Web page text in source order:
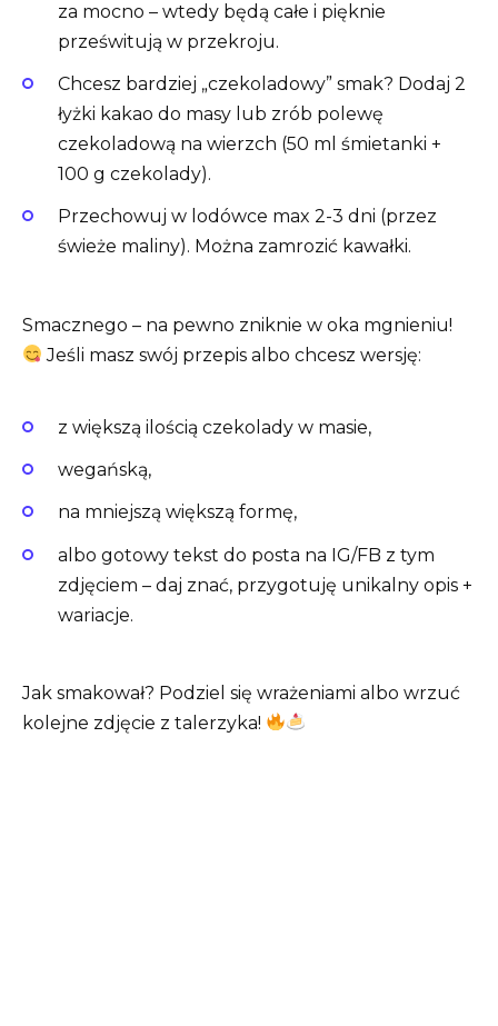
za mocno – wtedy będą całe i pięknie
prześwitują w przekroju.
Chcesz bardziej „czekoladowy” smak? Dodaj 2
łyżki kakao do masy lub zrób polewę
czekoladową na wierzch (50 ml śmietanki +
100 g czekolady).
Przechowuj w lodówce max 2-3 dni (przez
świeże maliny). Można zamrozić kawałki.
Smacznego – na pewno zniknie w oka mgnieniu!
Jeśli masz swój przepis albo chcesz wersję:
z większą ilością czekolady w masie,
wegańską,
na mniejszą większą formę,
albo gotowy tekst do posta na IG/FB z tym
zdjęciem – daj znać, przygotuję unikalny opis +
wariacje.
Jak smakował? Podziel się wrażeniami albo wrzuć
kolejne zdjęcie z talerzyka!